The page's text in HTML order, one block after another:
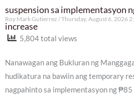
suspension sa implementasyon
increase
Roy Mark Gutierrez Thursday, August 6, 2026
5,804 total views
Nanawagan ang Bukluran ng
hudikatura na bawiin ang temporary
nagpahinto sa implementasyon ng